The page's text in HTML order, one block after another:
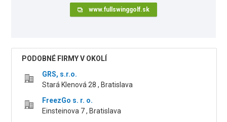
www.fullswinggolf.sk
PODOBNÉ FIRMY V OKOLÍ
GRS, s.r.o.
Stará Klenová 28 , Bratislava
FreezGo s. r. o.
Einsteinova 7 , Bratislava